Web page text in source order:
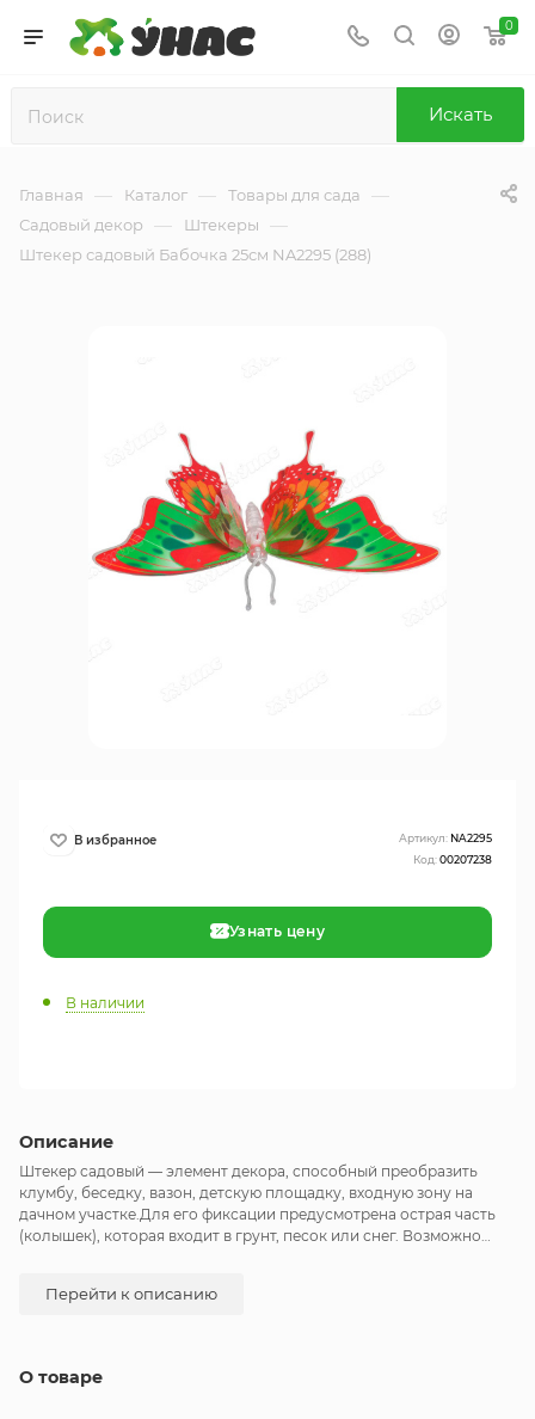
0
Искать
Главная — Каталог — Товары для сада —
Садовый декор — Штекеры —
Штекер садовый Бабочка 25см NA2295 (288)
Описание
Штекер садовый — элемент декора, способный преобразить
клумбу, беседку, вазон, детскую площадку, входную зону на
дачном участке.Для его фиксации предусмотрена острая часть
(колышек), которая входит в грунт, песок или снег. Возможно
Перейти к описанию
О товаре
Артикул: NA2295
Код:00207238
Узнать цену
В наличии